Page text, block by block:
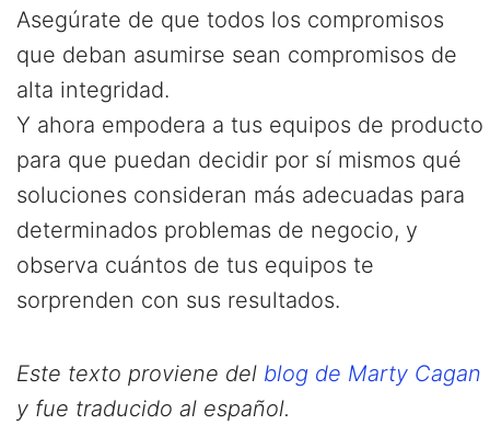
Asegúrate de que todos los compromisos
que deban asumirse sean compromisos de
alta integridad.
Y ahora empodera a tus equipos de producto
para que puedan decidir por sí mismos qué
soluciones consideran más adecuadas para
determinados problemas de negocio, y
observa cuántos de tus equipos te
sorprenden con sus resultados.
Este texto proviene del blog de Marty Cagan
y fue traducido al español.